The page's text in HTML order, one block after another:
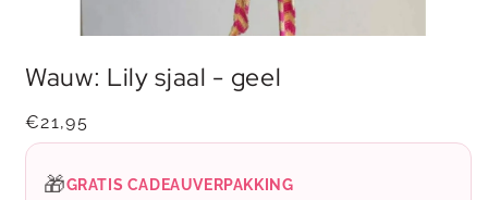
openen
Wauw: Lily sjaal - geel
Normale
prijs
€21,95
🎁GRATIS CADEAUVERPAKKING